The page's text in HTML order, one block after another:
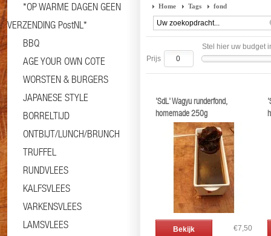
*OP WARME DAGEN GEEN
VERZENDING PostNL*
BBQ
AGE YOUR OWN COTE
WORSTEN & BURGERS
JAPANESE STYLE
BORRELTIJD
ONTBIJT/LUNCH/BRUNCH
TRUFFEL
RUNDVLEES
KALFSVLEES
VARKENSVLEES
LAMSVLEES
Home Tags fond
Stel hier uw budget
Prijs
'SdL' Wagyu runderfond,
homemade 250g
Bekijk €7,50